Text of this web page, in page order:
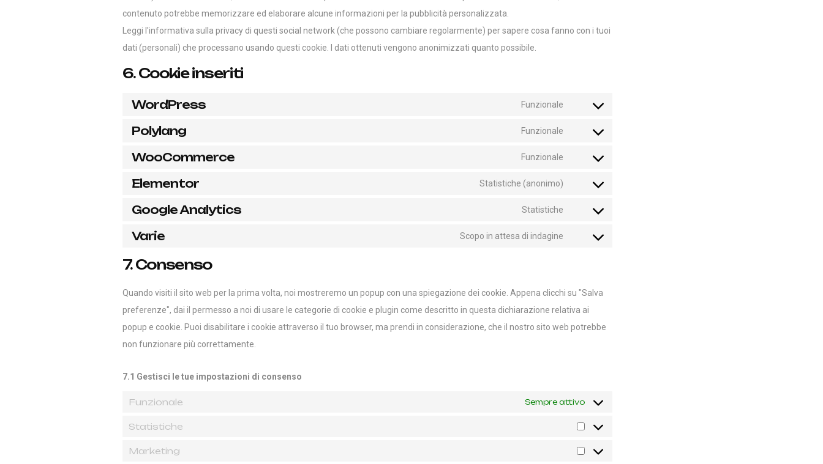
contenuto potrebbe memorizzare ed elaborare alcune informazioni per la pubblicità personalizzata.
Leggi l'informativa sulla privacy di questi social network (che possono cambiare regolarmente) per sapere cosa fanno con i tuoi
dati (personali) che processano usando questi cookie. I dati ottenuti vengono anonimizzati quanto possibile.
6. Cookie inseriti
WordPress Funzionale
Polylang Funzionale
WooCommerce Funzionale
Elementor Statistiche (anonimo)
Google Analytics Statistiche
Varie Scopo in attesa di indagine
7. Consenso
Quando visiti il sito web per la prima volta, noi mostreremo un popup con una spiegazione dei cookie. Appena clicchi su "Salva
preferenze", dai il permesso a noi di usare le categorie di cookie e plugin come descritto in questa dichiarazione relativa ai
popup e cookie. Puoi disabilitare i cookie attraverso il tuo browser, ma prendi in considerazione, che il nostro sito web potrebbe
non funzionare più correttamente.
7.1 Gestisci le tue impostazioni di consenso
Funzionale Sempre attivo
Statistiche
Marketing